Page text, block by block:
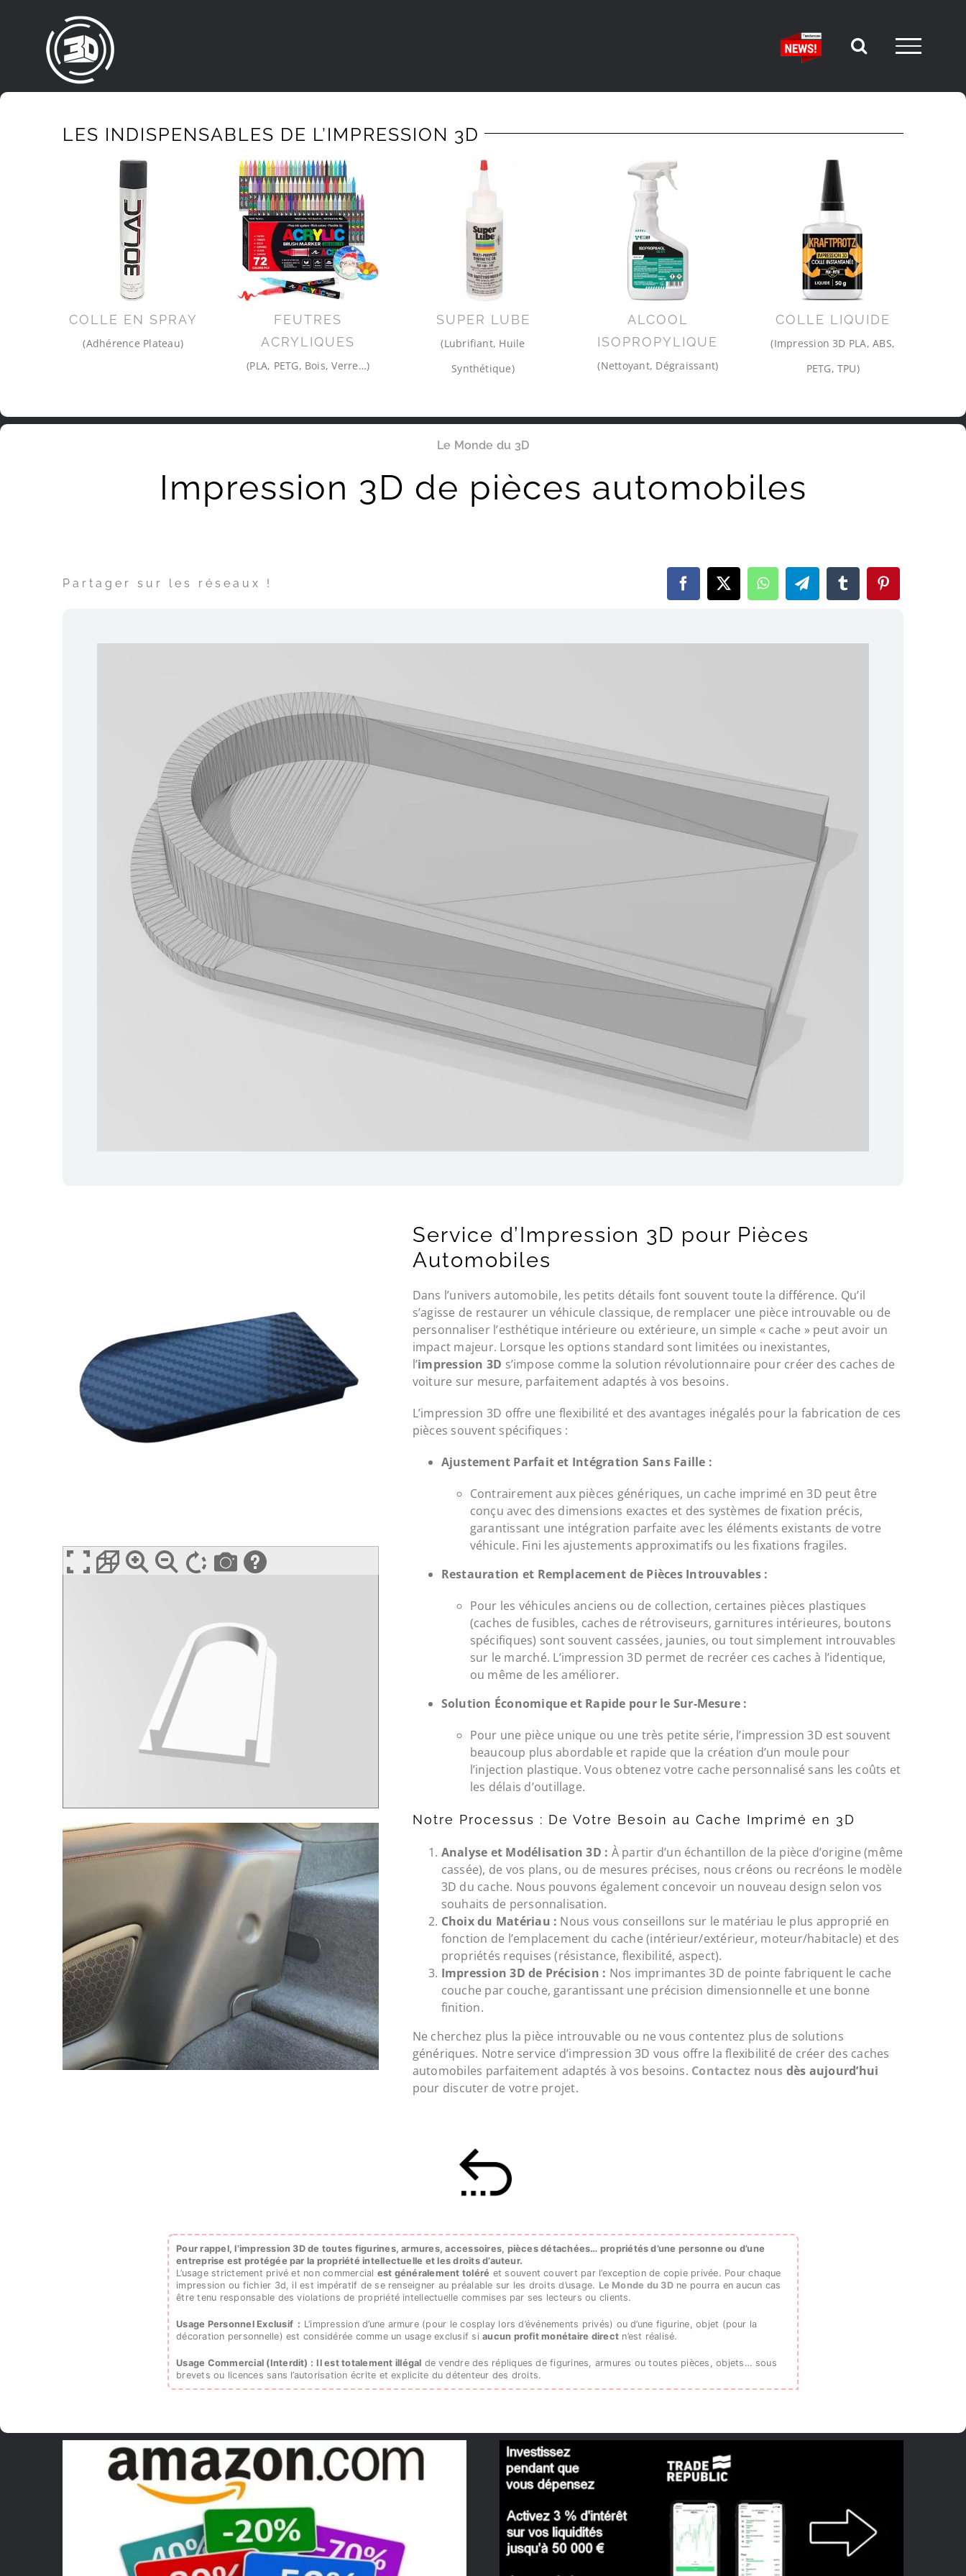
LES INDISPENSABLES DE L’IMPRESSION 3D
COLLE EN SPRAY
(Adhérence Plateau)
FEUTRES
ACRYLIQUES
(PLA, PETG, Bois, Verre…)
SUPER LUBE
(Lubrifiant, Huile
Synthétique)
ALCOOL
ISOPROPYLIQUE
(Nettoyant, Dégraissant)
COLLE LIQUIDE
(Impression 3D PLA, ABS,
PETG, TPU)
Le Monde du 3D
Impression 3D de pièces automobiles
Partager sur les réseaux !
Service d’Impression 3D pour Pièces
Automobiles
Dans l’univers automobile, les petits détails font souvent toute la différence. Qu’il
s’agisse de restaurer un véhicule classique, de remplacer une pièce introuvable ou de
personnaliser l’esthétique intérieure ou extérieure, un simple « cache » peut avoir un
impact majeur. Lorsque les options standard sont limitées ou inexistantes,
l’impression 3D s’impose comme la solution révolutionnaire pour créer des caches de
voiture sur mesure, parfaitement adaptés à vos besoins.
L’impression 3D offre une flexibilité et des avantages inégalés pour la fabrication de ces
pièces souvent spécifiques :
Ajustement Parfait et Intégration Sans Faille :
Contrairement aux pièces génériques, un cache imprimé en 3D peut être
conçu avec des dimensions exactes et des systèmes de fixation précis,
garantissant une intégration parfaite avec les éléments existants de votre
véhicule. Fini les ajustements approximatifs ou les fixations fragiles.
Restauration et Remplacement de Pièces Introuvables :
Pour les véhicules anciens ou de collection, certaines pièces plastiques
(caches de fusibles, caches de rétroviseurs, garnitures intérieures, boutons
spécifiques) sont souvent cassées, jaunies, ou tout simplement introuvables
sur le marché. L’impression 3D permet de recréer ces caches à l’identique,
ou même de les améliorer.
Solution Économique et Rapide pour le Sur-Mesure :
Pour une pièce unique ou une très petite série, l’impression 3D est souvent
beaucoup plus abordable et rapide que la création d’un moule pour
l’injection plastique. Vous obtenez votre cache personnalisé sans les coûts et
les délais d’outillage.
Notre Processus : De Votre Besoin au Cache Imprimé en 3D
Analyse et Modélisation 3D : À partir d’un échantillon de la pièce d’origine (même
cassée), de vos plans, ou de mesures précises, nous créons ou recréons le modèle
3D du cache. Nous pouvons également concevoir un nouveau design selon vos
souhaits de personnalisation.
Choix du Matériau : Nous vous conseillons sur le matériau le plus approprié en
fonction de l’emplacement du cache (intérieur/extérieur, moteur/habitacle) et des
propriétés requises (résistance, flexibilité, aspect).
Impression 3D de Précision : Nos imprimantes 3D de pointe fabriquent le cache
couche par couche, garantissant une précision dimensionnelle et une bonne
finition.
Ne cherchez plus la pièce introuvable ou ne vous contentez plus de solutions
génériques. Notre service d’impression 3D vous offre la flexibilité de créer des caches
automobiles parfaitement adaptés à vos besoins. Contactez nous dès aujourd’hui
pour discuter de votre projet.
Pour rappel, l’impression 3D de toutes figurines, armures, accessoires, pièces détachées… propriétés d’une personne ou d’une
entreprise est protégée par la propriété intellectuelle et les droits d’auteur.
L’usage strictement privé et non commercial est généralement toléré et souvent couvert par l’exception de copie privée. Pour chaque
impression ou fichier 3d, il est impératif de se renseigner au préalable sur les droits d’usage. Le Monde du 3Dne pourra en aucun cas
être tenu responsable des violations de propriété intellectuelle commises par ses lecteurs ou clients.
Usage Personnel Exclusif : L’impression d’une armure (pour le cosplay lors d’événements privés) ou d’une figurine, objet (pour la
décoration personnelle) est considérée comme un usage exclusif siaucun profit monétaire direct n’est réalisé.
Usage Commercial (Interdit) : Il est totalement illégal de vendre des répliques de figurines, armures ou toutes pièces, objets… sous
brevets ou licences sans l’autorisation écrite et explicite du détenteur des droits.